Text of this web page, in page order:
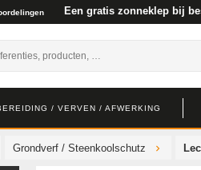
Een gratis zonneklep bij
/ VERVEN / AFWERKING
Grondverf / Steenkoolschutz